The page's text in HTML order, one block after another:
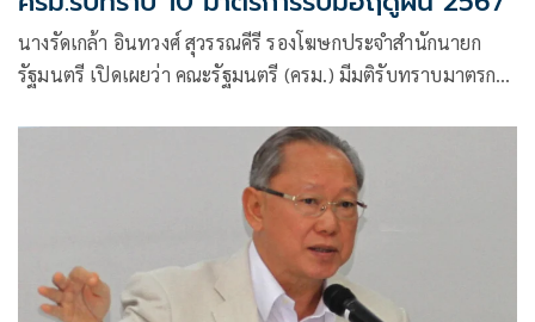
นางรัดเกล้า อินทวงศ์ สุวรรณคีรี รองโฆษกประจำสำนักนายก
รัฐมนตรี เปิดเผยว่า คณะรัฐมนตรี (ครม.) มีมติรับทราบมาตรการ
จัดการทรัพยากรน้ำในช่วงฤดูฝน ปี 2567